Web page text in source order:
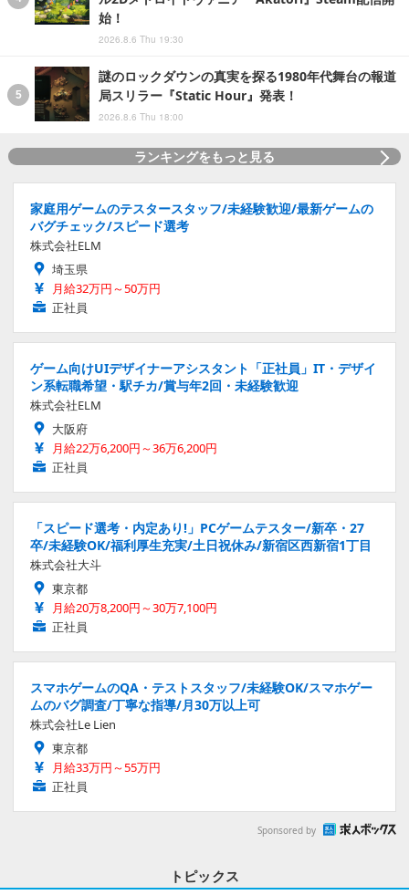
始！
2026.8.6 Thu 19:30
謎のロックダウンの真実を探る1980年代舞台の報道
局スリラー『Static Hour』発表！
2026.8.6 Thu 18:00
ランキングをもっと見る
家庭用ゲームのテスタースタッフ/未経験歓迎/最新ゲームの
バグチェック/スピード選考
株式会社ELM
埼玉県
月給32万円～50万円
正社員
ゲーム向けUIデザイナーアシスタント「正社員」IT・デザイ
ン系転職希望・駅チカ/賞与年2回・未経験歓迎
株式会社ELM
大阪府
月給22万6,200円～36万6,200円
正社員
「スピード選考・内定あり!」PCゲームテスター/新卒・27
卒/未経験OK/福利厚生充実/土日祝休み/新宿区西新宿1丁目
株式会社大斗
東京都
月給20万8,200円～30万7,100円
正社員
スマホゲームのQA・テストスタッフ/未経験OK/スマホゲー
ムのバグ調査/丁寧な指導/月30万以上可
株式会社Le Lien
東京都
月給33万円～55万円
正社員
Sponsored by
トピックス